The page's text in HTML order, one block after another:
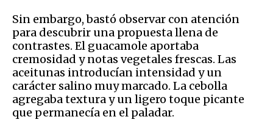
Sin embargo, bastó observar con atención
para descubrir una propuesta llena de
contrastes. El guacamole aportaba
cremosidad y notas vegetales frescas. Las
aceitunas introducían intensidad y un
carácter salino muy marcado. La cebolla
agregaba textura y un ligero toque picante
que permanecía en el paladar.